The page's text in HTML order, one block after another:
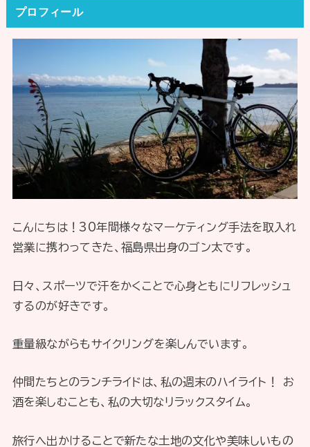
プロフィール
こんにちは！30年間様々なマーケティング手法を取入れ
営業に携わってきた、福島県出身のゴン太です。
日々、スポーツで汗をかくことで心身ともにリフレッシュ
するのが好きです。
重量級ながらもサイクリングを楽しんでいます。
仲間たちとのランチライドは、私の週末のハイライト！ お
酒を楽しむことも、私の大切なリラックスタイム。
旅行へ出かけることで新たな土地の文化や美味しいもの